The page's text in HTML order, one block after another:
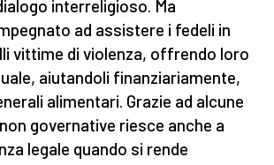
interreligioso. Ma
ad assistere i fedeli in
vittime di violenza, offrendo loro
aiutandoli finanziariamente,
alimentari. Grazie ad alcune
governative riesce anche a
legale quando si rende